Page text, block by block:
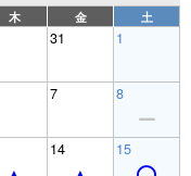
木 金 土
31 1
7 8
14 15